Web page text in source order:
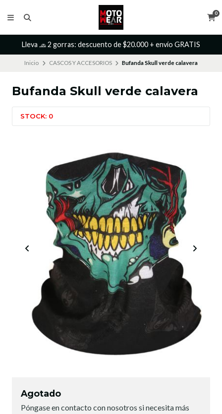
0
Lleva 🧢 2 gorras: descuento de $20.000 + envío GRATIS
Inicio CASCOS Y ACCESORIOS Bufanda Skull verde calavera
Bufanda Skull verde calavera
STOCK: 0
Agotado
Póngase en contacto con nosotros si necesita más